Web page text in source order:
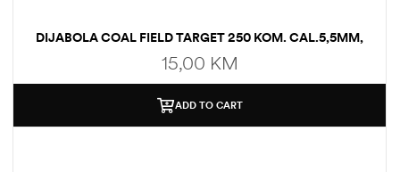
DIJABOLA COAL FIELD TARGET 250 KOM. CAL.5,5MM,
1,00G
15,00 KM
ADD TO CART